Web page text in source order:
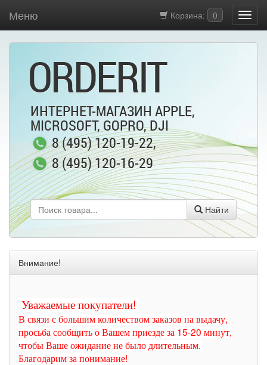
Корзина: 0
Меню
ORDERIT
ИНТЕРНЕТ-МАГАЗИН APPLE,
MICROSOFT, GOPRO, DJI
8 (495) 120-19-22,
8 (495) 120-16-29
Найти
Внимание!
Уважаемые покупатели!
В связи с большим количеством заказов на выдачу,
просьба сообщить о Вашем приезде за 15-20 минут,
чтобы Ваше ожидание не было длительным.
Благодарим за понимание!